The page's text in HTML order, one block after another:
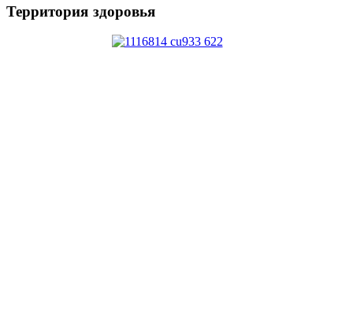
Территория здоровья